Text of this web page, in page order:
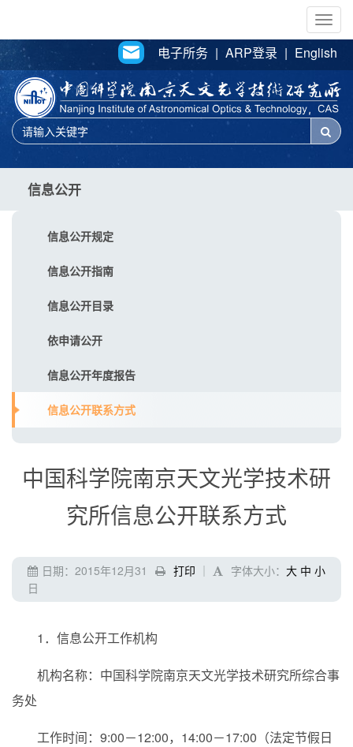
电子所务 | ARP登录 | English
信息公开
信息公开规定
信息公开指南
信息公开目录
依申请公开
信息公开年度报告
信息公开联系方式
中国科学院南京天文光学技术研
究所信息公开联系方式
打印 ｜ 字体大小： 大 中 小
日期：2015年12月31
日
1．信息公开工作机构
机构名称：中国科学院南京天文光学技术研究所综合事
务处
工作时间：9:00－12:00，14:00－17:00（法定节假日